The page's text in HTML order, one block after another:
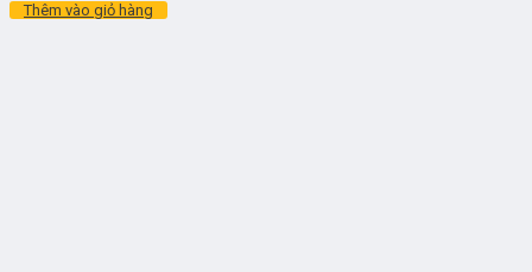
Thêm vào giỏ hàng